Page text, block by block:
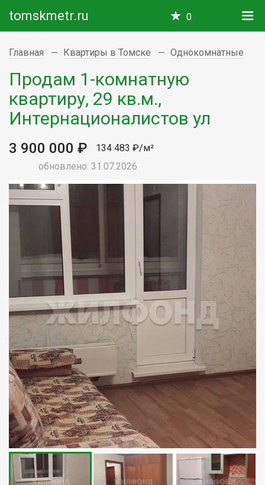
tomskmetr.ru 0
Главная Квартиры в Томске Однокомнатные
Продам 1-комнатную
квартиру, 29 кв.м.,
Интернационалистов ул
3 900 000 ₽
134 483 ₽/м²
обновлено: 31.07.2026